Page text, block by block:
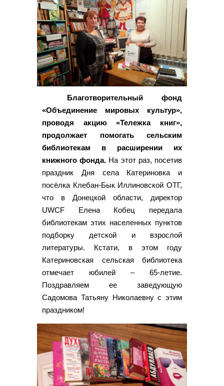
Благотворительный фонд
«Объединение мировых культур»,
проводя акцию «Тележка книг»,
продолжает помогать сельским
библиотекам в расширении их
книжного фонда. На этот раз, посетив
праздник Дня села Катериновка и
посёлка Клебан-Бык Иллиновской ОТГ,
что в Донецкой области, директор
UWCF Елена Кобец передала
библиотекам этих населенных пунктов
подборку детской и взрослой
литературы. Кстати, в этом году
Катериновская сельская библиотека
отмечает юбилей – 65-летие.
Поздравляем ее заведующую
Садомова Татьяну Николаевну с этим
праздником!